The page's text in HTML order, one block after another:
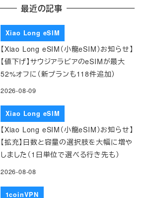
最近の記事
Xiao Long eSIM
【Xiao Long eSIM（小龍eSIM）お知らせ】
【値下げ】サウジアラビアのeSIMが最大
52%オフに（新プランも118件追加）
2026-08-09
Xiao Long eSIM
【Xiao Long eSIM（小龍eSIM）お知らせ】
【拡充】日数と容量の選択肢を大幅に増や
しました（1日単位で選べる行き先も）
2026-08-08
1coinVPN